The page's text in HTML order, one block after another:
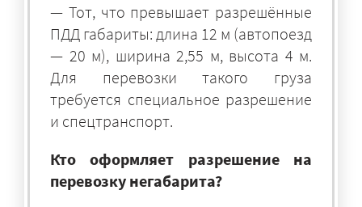
— Тот, что превышает разрешённые
ПДД габариты: длина 12 м (автопоезд
— 20 м), ширина 2,55 м, высота 4 м.
Для перевозки такого груза
требуется специальное разрешение
и спецтранспорт.
Кто оформляет разрешение на
перевозку негабарита?